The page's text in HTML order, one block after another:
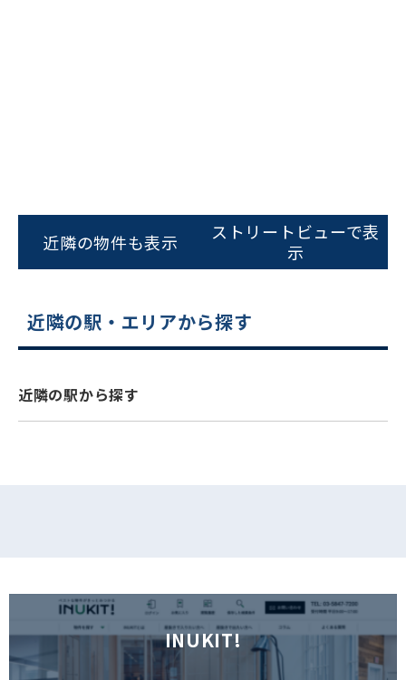
スムーズにご案内できます
0120-620-213
近隣の物件も表示
ストリートビューで表
示
近隣の駅・エリアから探す
近隣の駅から探す
INUKIT!